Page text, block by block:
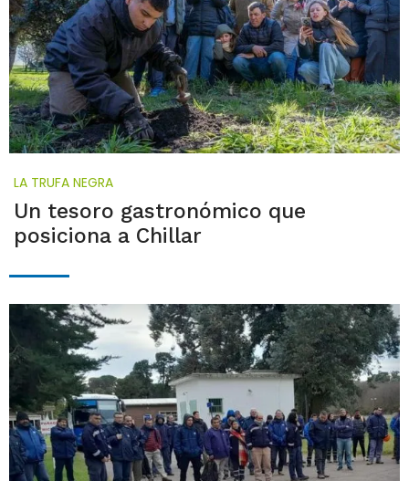
LA TRUFA NEGRA
Un tesoro gastronómico que
posiciona a Chillar